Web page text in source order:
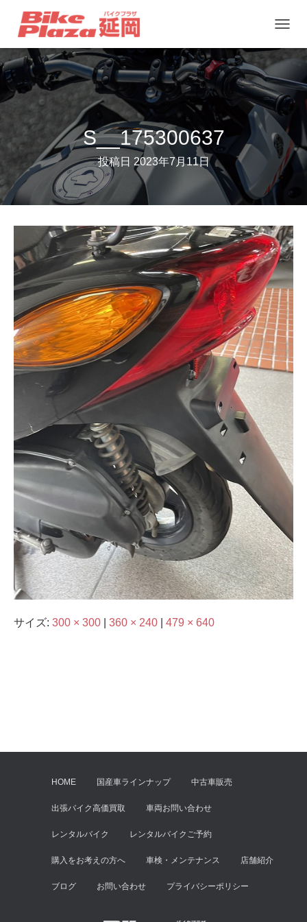
ビ
ー
シ
ョ
ン
を
り
え
S__175300637
投稿日 2023年7月11日
サイズ: 300 × 300 360 × 240 479 × 640
HOME 国産車ラインナップ 中古車販売
出張バイク高価買取 車両お問い合わせ
レンタルバイク レンタルバイクご予約
購入をお考えの方へ 車検・メンテナンス 店舗紹介
ブログ お問い合わせ プライバシーポリシー